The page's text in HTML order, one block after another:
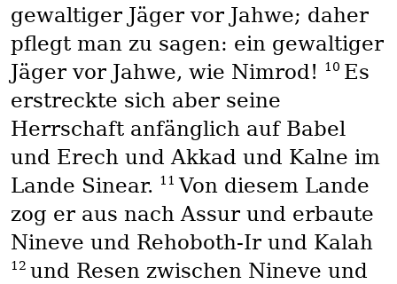
gewaltiger Jäger vor Jahwe; daher
pflegt man zu sagen: ein gewaltiger
Jäger vor Jahwe, wie Nimrod!
10 Es
erstreckte sich aber seine
Herrschaft anfänglich auf Babel
und Erech und Akkad und Kalne im
Lande Sinear. 11Von diesem Lande
zog er aus nach Assur und erbaute
Nineve und Rehoboth-Ir und Kalah
12 und Resen zwischen Nineve und